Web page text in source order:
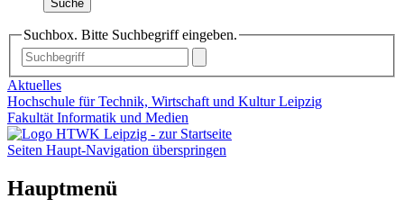
Suche
Suchbox. Bitte Suchbegriff eingeben.
Aktuelles
Hochschule für Technik, Wirtschaft und Kultur Leipzig
Fakultät Informatik und Medien
Seiten Haupt-Navigation überspringen
Hauptmenü